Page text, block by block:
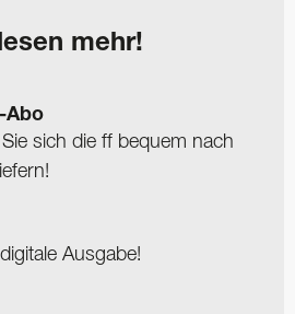
mehr!
Abo
Sie sich die ff bequem nach
Ausgabe!